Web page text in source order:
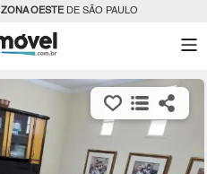
ZONA OESTEDE SÃO PAULO